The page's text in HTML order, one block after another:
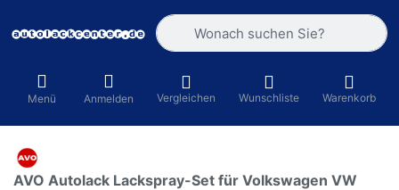
Geben Sie einen Suchbegriff ein.
Menü Anmelden Vergleichen Wunschliste Warenkorb
AVO Autolack Lackspray-Set für Volkswagen VW